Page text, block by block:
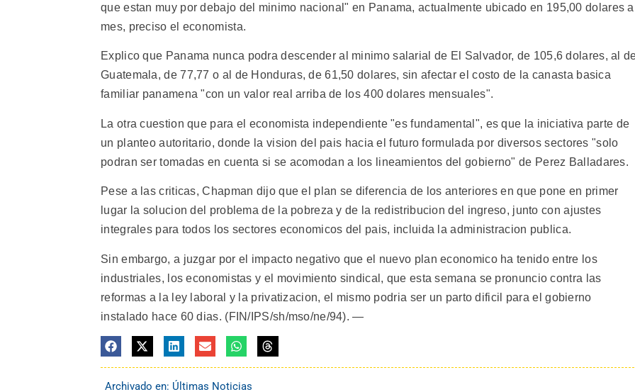
que estan muy por debajo del minimo nacional" en Panama, actualmente ubicado en 195,00 dolares
mes, preciso el economista.
Explico que Panama nunca podra descender al minimo salarial de El Salvador, de 105,6 dolares, al
Guatemala, de 77,77 o al de Honduras, de 61,50 dolares, sin afectar el costo de la canasta basica
familiar panamena "con un valor real arriba de los 400 dolares mensuales".
La otra cuestion que para el economista independiente "es fundamental", es que la iniciativa parte de
un planteo autoritario, donde la vision del pais hacia el futuro formulada por diversos sectores "solo
podran ser tomadas en cuenta si se acomodan a los lineamientos del gobierno" de Perez Balladares.
Pese a las criticas, Chapman dijo que el plan se diferencia de los anteriores en que pone en primer
lugar la solucion del problema de la pobreza y de la redistribucion del ingreso, junto con ajustes
integrales para todos los sectores economicos del pais, incluida la administracion publica.
Sin embargo, a juzgar por el impacto negativo que el nuevo plan economico ha tenido entre los
industriales, los economistas y el movimiento sindical, que esta semana se pronuncio contra las
reformas a la ley laboral y la privatizacion, el mismo podria ser un parto dificil para el gobierno
instalado hace 60 dias. (FIN/IPS/sh/mso/ne/94). —
Archivado en: Últimas Noticias